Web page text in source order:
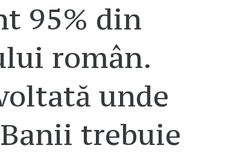
95% din
român.
unde
trebuie